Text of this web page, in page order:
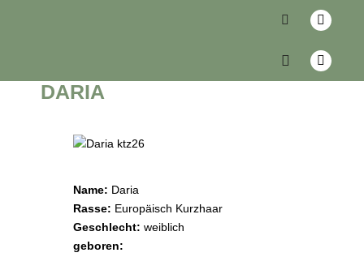
DARIA
Name: Daria
Rasse: Europäisch Kurzhaar
Geschlecht: weiblich
geboren: